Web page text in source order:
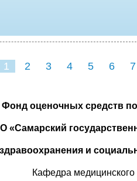
1 2 3 4 5 6 7
Фонд оценочных средств
«Самарский
и
Кафедра медицинского